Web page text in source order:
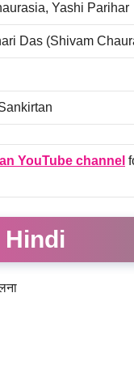
Yashi Parihar
Das (Shivam
YouTube channel